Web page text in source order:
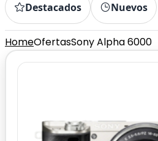
Destacados Nuevos
HomeOfertasSony Alpha 6000